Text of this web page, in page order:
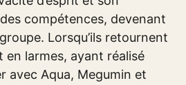
compétences, devenant
Lorsqu’ils retournent
en larmes, ayant réalisé
avec Aqua, Megumin et